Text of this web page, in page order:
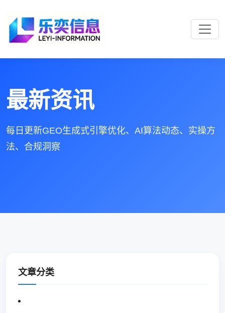
最新资讯
每日更新GEO生成式引擎优化、AI算法动态、实操方
法、合规洞察
文章分类